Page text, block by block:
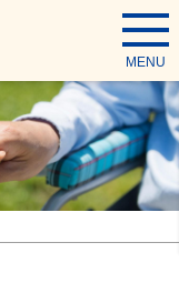
レビ福祉文化事業団
MENU